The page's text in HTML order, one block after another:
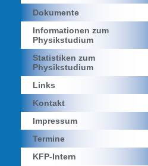
Dokumente
Informationen zum
Physikstudium
Statistiken zum
Physikstudium
Links
Kontakt
Impressum
Termine
KFP-Intern